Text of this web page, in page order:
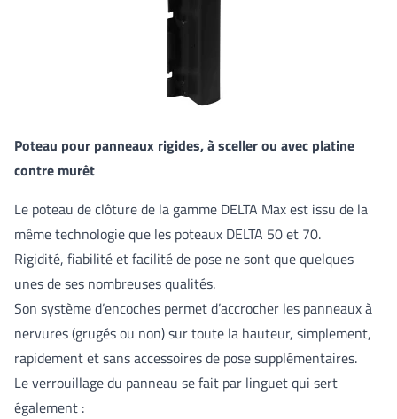
Poteau pour panneaux rigides, à sceller ou avec platine
contre murêt
Le poteau de clôture de la gamme DELTA Max est issu de la
même technologie que les poteaux DELTA 50 et 70.
Rigidité, fiabilité et facilité de pose ne sont que quelques
unes de ses nombreuses qualités.
Son système d’encoches permet d’accrocher les panneaux à
nervures (grugés ou non) sur toute la hauteur, simplement,
rapidement et sans accessoires de pose supplémentaires.
Le verrouillage du panneau se fait par linguet qui sert
également :